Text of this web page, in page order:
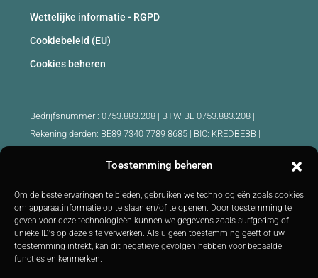
Toestemming beheren
Om de beste ervaringen te bieden, gebruiken we technologieën zoals cookies
om apparaatinformatie op te slaan en/of te openen. Door toestemming te
geven voor deze technologieën kunnen we gegevens zoals surfgedrag of
unieke ID's op deze site verwerken. Als u geen toestemming geeft of uw
toestemming intrekt, kan dit negatieve gevolgen hebben voor bepaalde
functies en kenmerken.
Wettelijke informatie - RGPD
Cookiebeleid (EU)
Cookies beheren
Bedrijfsnummer : 0753.883.208 | BTW BE 0753.883.208 |
Rekening derden: BE89 7340 7789 8685 | BIC: KREDBEBB |
IPI 510.425 - IPI 509.754 - IPI 512.791 - IPI : 520.171
IPI 519.992 (stagiair)
Onderworpen aan de deontologische codeBIV :http://biv.be |
Controleorgaan: IPI -